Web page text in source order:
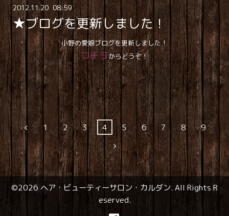
2012.11.20 08:59
★ブログを更新しました！
小野の愛娘ブログを更新しました！
コチラからどうぞ！
1 2 3 4 5 6 7 8 9
©2026ヘア・ビューティーサロン・カルダン. All Rights R
eserved.